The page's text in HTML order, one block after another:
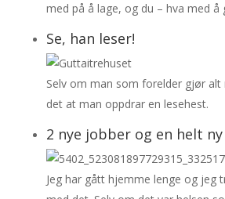
med på å lage, og du – hva med
Se, han leser!
Selv om man som forelder gjør alt
det at man oppdrar en lesehest.
2 nye jobber og en helt
Jeg har gått hjemme lenge og jeg